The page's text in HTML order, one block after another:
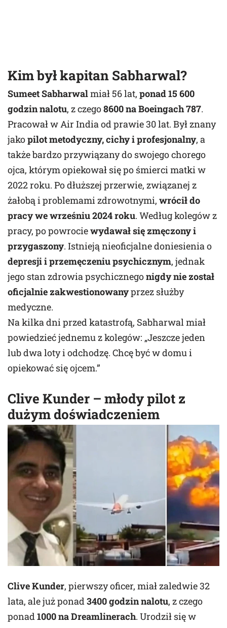
Kim był kapitan Sabharwal?
Sumeet Sabharwalmiał 56 lat, ponad 15 600
godzin nalotu, z czego8600 na Boeingach 787.
Pracował w Air India od prawie 30 lat. Był znany
jakopilot metodyczny, cichy i profesjonalny, a
także bardzo przywiązany do swojego chorego
ojca, którym opiekował się po śmierci matki w
2022 roku. Po dłuższej przerwie, związanej z
żałobą i problemami zdrowotnymi, wrócił do
pracy we wrześniu 2024 roku. Według kolegów z
pracy, po powrociewydawał się zmęczony i
przygaszony. Istnieją nieoficjalne doniesienia o
depresji i przemęczeniu psychicznym, jednak
jego stan zdrowia psychicznegonigdy nie został
oficjalnie zakwestionowanyprzez służby
medyczne.
Na kilka dni przed katastrofą, Sabharwal miał
powiedzieć jednemu z kolegów: „Jeszcze jeden
lub dwa loty i odchodzę. Chcę być w domu i
opiekować się ojcem.”
Clive Kunder – młody pilot z
dużym doświadczeniem
Clive Kunder, pierwszy oficer, miał zaledwie 32
lata, ale już ponad3400 godzin nalotu, z czego
ponad1000 na Dreamlinerach. Urodził się w